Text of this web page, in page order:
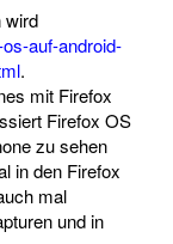
wird
auf-android-
.
mit Firefox
Firefox OS
zu sehen
in den Firefox
mal
und in